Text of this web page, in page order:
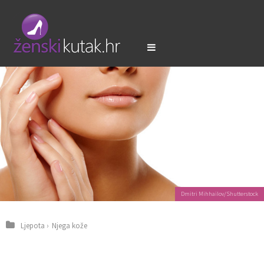
Dmitri Mihhailov/Shutterstock
Ljepota › Njega kože